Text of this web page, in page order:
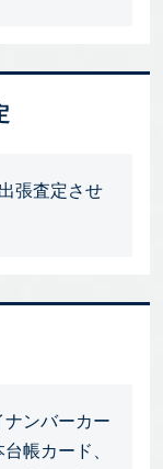
張査定させ
ンバーカー
帳カード、